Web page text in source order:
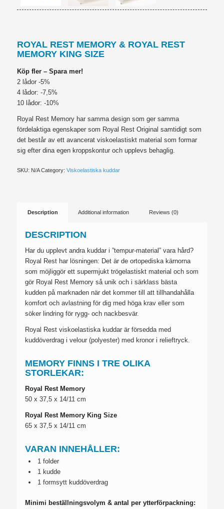
ROYAL REST MEMORY & ROYAL REST
MEMORY KING SIZE
Köp fler – Spara mer!
2 lådor -5%
4 lådor: -7,5%
10 lådor: -10%
Royal Rest Memory har samma design som ger samma
fördelaktiga egenskaper som Royal Rest Original samtidigt som
det består av ett avancerat viskoelastiskt material som formar
sig efter dina egen kroppskontur och upplevs behaglig.
SKU: N/A Category: Viskoelastiska kuddar
Description Additional information Reviews (0)
DESCRIPTION
Har du upplevt andra kuddar i ”tempur-material” vara hård?
Royal Rest har lösningen: Det är de ortopediska kärnorna
som möjliggör ett supermjukt trögelastiskt material och som
gör Royal Rest Memory så unik och i särklass bästa
kudden på marknaden när det kommer till att tillhandahålla
komfort och avlastning för dig med höga krav eller som
söker lindring för rygg- och nackbesvär.
Royal Rest viskoelastiska kuddar är försedda med
kuddöverdrag i velour (polyester) med kronor i relieftryck.
MEMORY FINNS I TRE OLIKA
STORLEKAR:
Royal RestMemory
50 x 37,5 x 14/11 cm
Royal Rest Memory King Size
65 x 37,5 x 14/11 cm
VARAN INNEHÅLLER:
1 folder
1 kudde
1 formsytt kuddöverdrag
Minimi beställningsvolym & antal per ytterförpackning: